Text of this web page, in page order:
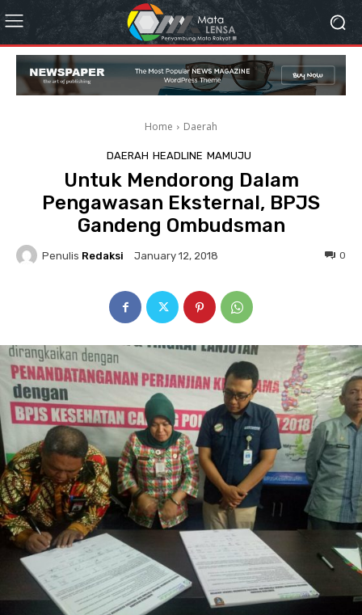
Home Daerah
DAERAH HEADLINE MAMUJU
Untuk Mendorong Dalam
Pengawasan Eksternal, BPJS
Gandeng Ombudsman
Penulis Redaksi January 12, 2018 0